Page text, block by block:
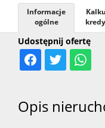
Udostępnij ofertę
Informacje
ogólne
Opis